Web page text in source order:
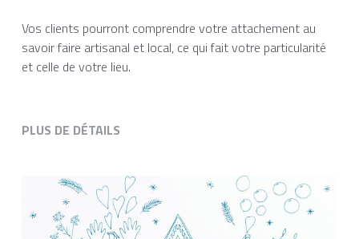
Vos clients pourront comprendre votre attachement au
savoir faire artisanal et local, ce qui fait votre particularité
et celle de votre lieu.
PLUS DE DÉTAILS